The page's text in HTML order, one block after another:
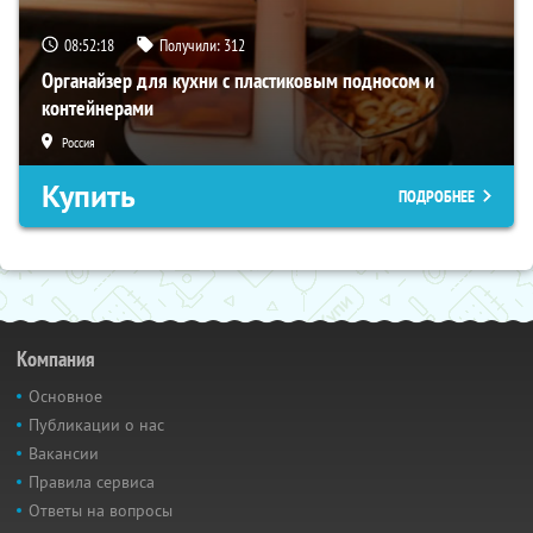
08:52:17 Получили: 312
Органайзер для кухни с пластиковым подносом и
контейнерами
Россия
Купить ПОДРОБНЕЕ
Компания
Основное
Публикации о нас
Вакансии
Правила сервиса
Ответы на вопросы